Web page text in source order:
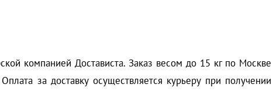
компанией Достависта. Заказ весом до 15 кг по Москве
за доставку осуществляется курьеру при получении